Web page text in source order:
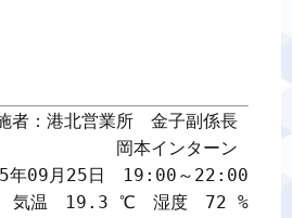
者：港北営業所　金子副係長
岡本インターン
年09月25日　19:00～22:00
気温　19.3 ℃　湿度　72 %